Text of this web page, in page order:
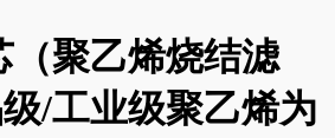
（聚乙烯烧结滤
/工业级聚乙烯为